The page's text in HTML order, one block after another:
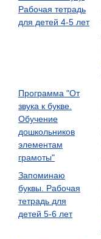
Рабочая тетрадь
для детей 4-5 лет
Программа "От
звука к букве.
Обучение
дошкольников
элементам
грамоты"
Запоминаю
буквы. Рабочая
тетрадь для
детей 5-6 лет